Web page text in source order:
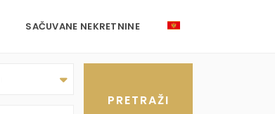
SAČUVANE NEKRETNINE